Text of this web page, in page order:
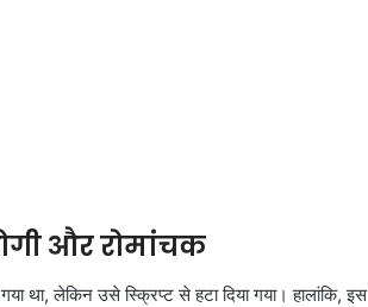
और रोमांचक
था, लेकिन उसे स्क्रिप्ट से हटा दिया गया। हालांकि, इस